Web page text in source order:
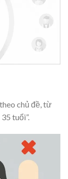
chủ đề, từ
tuổi”.